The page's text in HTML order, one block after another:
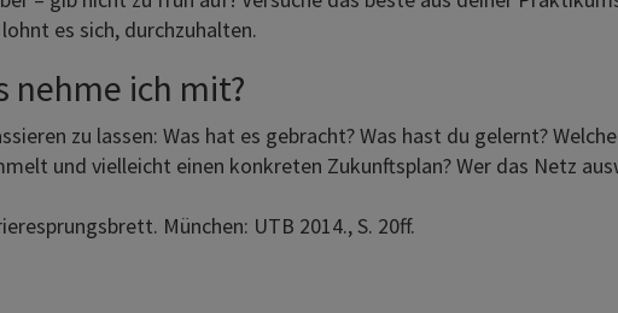
es sich, durchzuhalten.
nehme ich mit?
zu lassen: Was hat es gebracht? Was hast du gelernt?
und vielleicht einen konkreten Zukunftsplan? Wer das Netz
München: UTB 2014., S. 20ff.